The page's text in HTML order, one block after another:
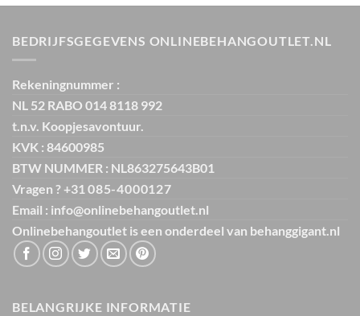
€ 29,95.€ 5,99.
BEDRIJFSGEGEVENS ONLINEBEHANGOUTLET.NL
Rekeningnummer :
NL 52 RABO 014 8118 992
t.n.v. Koopjesavontuur.
KVK : 84600985
BTW NUMMER : NL863275643B01
Vragen ? +31 085-4000127
Email : info@onlinebehangoutlet.nl
Onlinebehangoutlet is een onderdeel van behanggigant.nl
BELANGRIJKE INFORMATIE